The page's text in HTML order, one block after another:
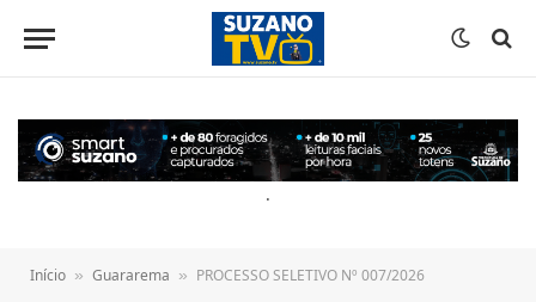
conteúdo
.
Início » Guararema » PROCESSO SELETIVO Nº 007/2026